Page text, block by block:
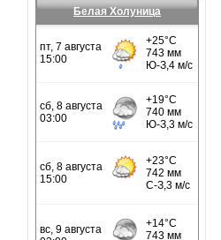
Белая Холуница